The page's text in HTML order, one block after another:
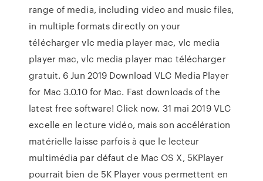
range of media, including video and music files,
in multiple formats directly on your
télécharger vlc media player mac, vlc media
player mac, vlc media player mac télécharger
gratuit. 6 Jun 2019 Download VLC Media Player
for Mac 3.0.10 for Mac. Fast downloads of the
latest free software! Click now. 31 mai 2019 VLC
excelle en lecture vidéo, mais son accélération
matérielle laisse parfois à que le lecteur
multimédia par défaut de Mac OS X, 5KPlayer
pourrait bien de 5K Player vous permettent en